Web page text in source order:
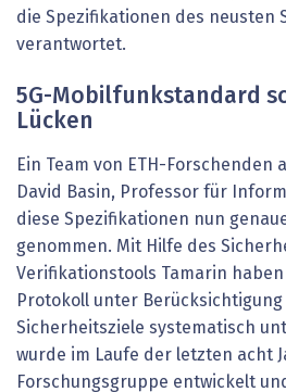
die Spezifikationen des neusten
verantwortet.
5G-Mobilfunkstandard
Lücken
Ein Team von ETH-Forschenden
David Basin, Professor für
diese Spezifikationen nun
genommen. Mit Hilfe des
Verifikationstools Tamarin haben
Protokoll unter
Sicherheitsziele systematisch
wurde im Laufe der letzten acht
Forschungsgruppe entwickelt